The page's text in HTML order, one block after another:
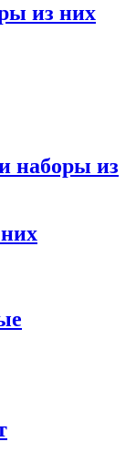
из них
наборы из